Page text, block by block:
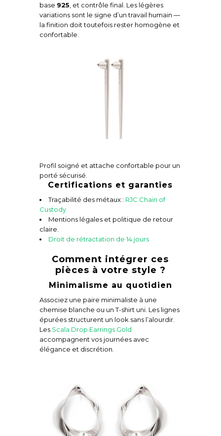
base 925 , et contrôle final. Les légères
variations sont le signe d’un travail humain —
la finition doit toutefois rester homogène et
confortable.
Profil soigné et attache confortable pour un
porté sécurisé.
Certifications et garanties
Traçabilité des métaux : RJC Chain of
Custody
Mentions légales et politique de retour
claire.
Droit de rétractation de 14 jours
Comment intégrer ces
pièces à votre style ?
Minimalisme au quotidien
Associez une paire minimaliste à une
chemise blanche ou un T-shirt uni. Les lignes
épurées structurent un look sans l’alourdir.
Les Scala Drop Earrings Gold
accompagnent vos journées avec
élégance et discrétion.